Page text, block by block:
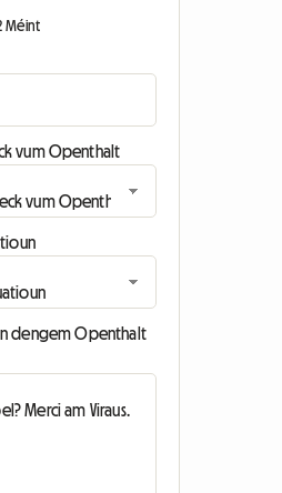
Méint
vum Openthalt
dengem Openthalt